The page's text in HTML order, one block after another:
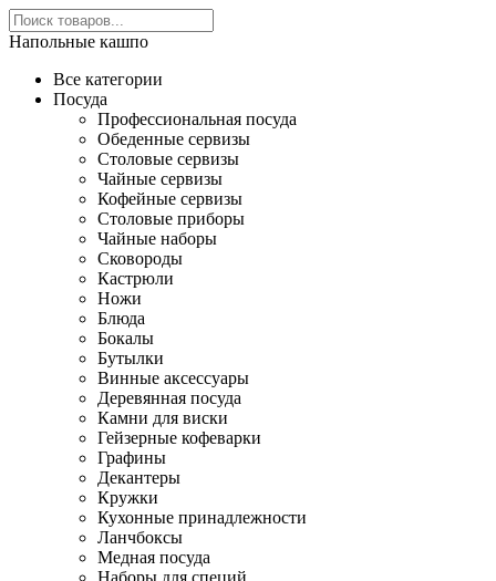
Напольные кашпо
Все категории
Посуда
Профессиональная посуда
Обеденные сервизы
Столовые сервизы
Чайные сервизы
Кофейные сервизы
Столовые приборы
Чайные наборы
Сковороды
Кастрюли
Ножи
Блюда
Бокалы
Бутылки
Винные аксессуары
Деревянная посуда
Камни для виски
Гейзерные кофеварки
Графины
Декантеры
Кружки
Кухонные принадлежности
Ланчбоксы
Медная посуда
Наборы для специй